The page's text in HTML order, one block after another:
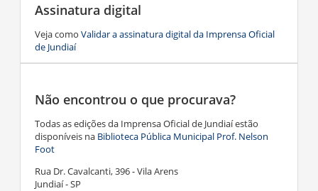
Assinatura digital
Veja como Validar a assinatura digital da Imprensa Oficial
de Jundiaí
Não encontrou o que procurava?
Todas as edições da Imprensa Oficial de Jundiaí estão
disponíveis na Biblioteca Pública Municipal Prof. Nelson
Foot
Rua Dr. Cavalcanti, 396 - Vila Arens
Jundiaí - SP